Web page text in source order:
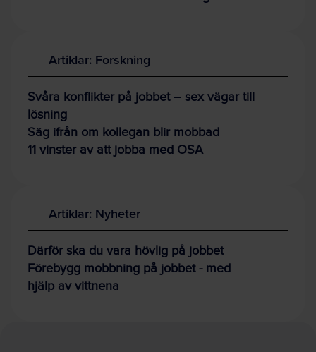
Artiklar: Forskning
Svåra konflikter på jobbet – sex vägar till
lösning
Säg ifrån om kollegan blir mobbad
11 vinster av att jobba med OSA
Artiklar: Nyheter
Därför ska du vara hövlig på jobbet
Förebygg mobbning på jobbet - med
hjälp av vittnena